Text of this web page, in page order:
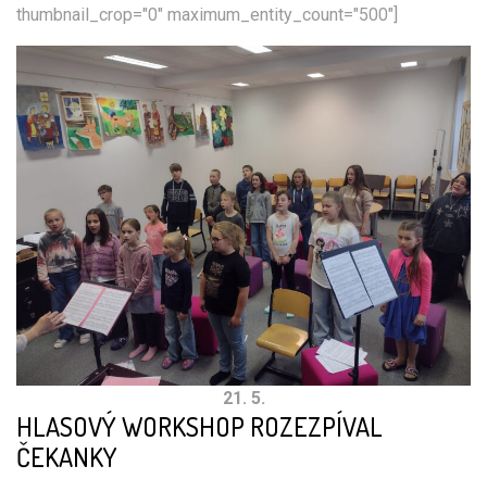
thumbnail_crop="0" maximum_entity_count="500"]
21. 5.
HLASOVÝ WORKSHOP ROZEZPÍVAL
ČEKANKY